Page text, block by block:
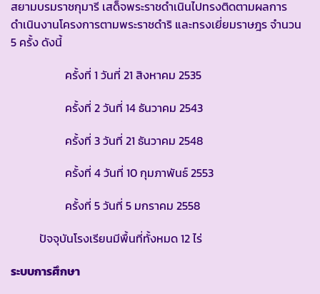
สยามบรมราชกุมารี เสด็จพระราชดำเนินไปทรงติดตามผลการ
ดำเนินงานโครงการตามพระราชดำริ และทรงเยี่ยมราษฎร จำนวน
5 ครั้ง ดังนี้
ครั้งที่ 1 วันที่ 21 สิงหาคม 2535
ครั้งที่ 2 วันที่ 14 ธันวาคม 2543
ครั้งที่ 3 วันที่ 21 ธันวาคม 2548
ครั้งที่ 4 วันที่ 10 กุมภาพันธ์ 2553
ครั้งที่ 5 วันที่ 5 มกราคม 2558
ปัจจุบันโรงเรียนมีพื้นที่ทั้งหมด 12 ไร่
ระบบการศึกษา